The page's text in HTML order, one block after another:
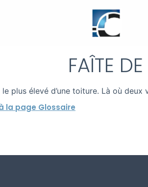
FAÎTE
le plus élevé d’une toiture. Là où deux
la page Glossaire